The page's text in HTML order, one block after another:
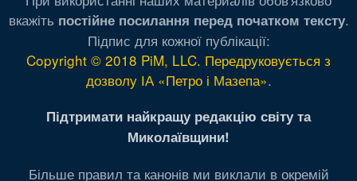
вкажіть постійне посилання перед початком тексту.
Підпис для кожної публікації:
Copyright © 2018 PiM, LLC. Передруковується з
дозволу ІА «Петро і Мазепа».
Підтримати найкращу редакцію світу та
Миколаївщини!
Більше правил та канонів ми виклали в окремій